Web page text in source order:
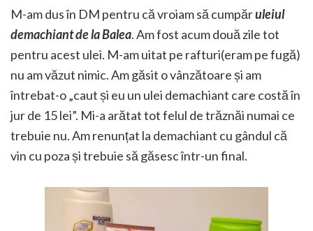
M-am dus în DM pentru că vroiam să cumpăruleiul
demachiant de la Balea. Am fost acum două zile tot
pentru acest ulei. M-am uitat pe rafturi(eram pe fugă)
nu am văzut nimic. Am găsit o vânzătoare și am
întrebat-o „caut și eu un ulei demachiant care costă în
jur de 15 lei”. Mi-a arătat tot felul de trăznăi numai ce
trebuie nu. Am renunțat la demachiant cu gândul că
vin cu poza și trebuie să găsesc într-un final.